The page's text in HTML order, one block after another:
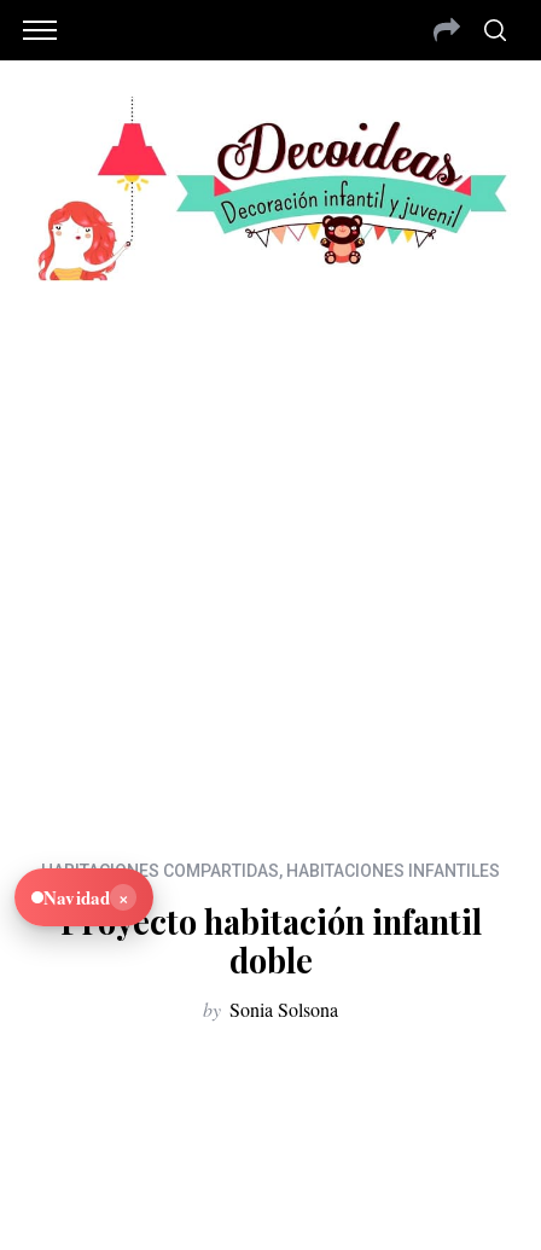
HABITACIONES COMPARTIDAS, HABITACIONES INFANTILES
Proyecto habitación infantil
doble
by Sonia Solsona
Navidad ×